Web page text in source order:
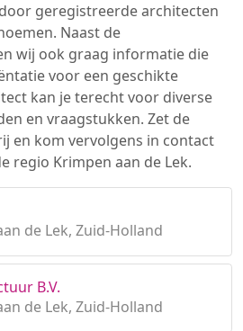
geregistreerde architecten
Naast de
wij ook graag informatie die
voor een geschikte
kan je terecht voor diverse
en vraagstukken. Zet de
en kom vervolgens in contact
regio Krimpen aan de Lek.
de Lek, Zuid-Holland
B.V.
de Lek, Zuid-Holland